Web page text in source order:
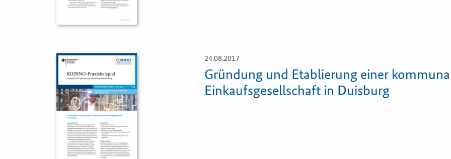
24.08.2017
Gründung und Etablierung einer
Einkaufsgesellschaft in Duisburg
Öffnet
Einzelsicht